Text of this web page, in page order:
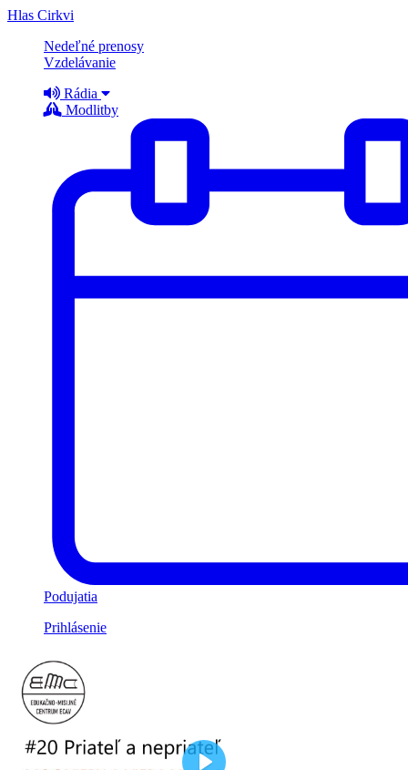
Hlas Cirkvi
Nedeľné prenosy
Vzdelávanie
Rádia
Modlitby
Podujatia
Prihlásenie